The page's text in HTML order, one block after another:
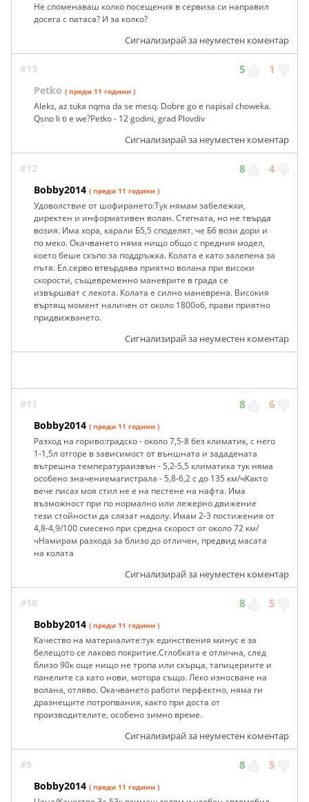
Не споменаваш колко посещения в сервиза си направил
досега с патаса? И за колко?
Сигнализирай за неуместен коментар
#13 5 1
Petko ( преди 11 години )
Aleks, az tuka nqma da se mesq. Dobre go e napisal choweka.
Qsno li ti e we?Petko - 12 godini, grad Plovdiv
Сигнализирай за неуместен коментар
#12 8 4
Bobby2014 ( преди 11 години )
Удоволствие от шофирането:Тук нямам забележки,
директен и информативен волан. Стегната, но не твърда
возия. Има хора, карали Б5,5 споделят, че Б6 вози дори и
по меко. Окачването няма нищо общо с предния модел,
което беше скъпо за поддръжка. Колата е като залепена за
пътя. Ел.серво втвърдява приятно волана при високи
скорости, същевременно маневрите в града се
извършват с лекота. Колата е силно маневрена. Високия
въртящ момент наличен от около 1800об, прави приятно
придвижването.
Сигнализирай за неуместен коментар
#11 8 6
Bobby2014 ( преди 11 години )
Разход на гориво:градско - около 7,5-8 без климатик, с него
1-1,5л отгоре в зависимост от външната и зададената
вътрешна температураизвън - 5,2-5,5 климатика тук няма
особено значениемагистрала - 5,8-6,2 с до 135 км/чКакто
вече писах моя стил не е на пестене на нафта. Има
възможност при по нормално или лежерно движение
тези стойности да слязат надолу. Имам 2-3 постижения от
4,8-4,9/100 смесено при средна скорост от около 72 км/
чНамирам разхода за близо до отличен, предвид масата
на колата
Сигнализирай за неуместен коментар
#10 8 5
Bobby2014 ( преди 11 години )
Качество на материалите:тук единствения минус е за
белещото се лаково покритие.Сглобката е отлична, след
близо 90к още нищо не тропа или скърца, тапицериите и
панелите са като нови, мотора също. Леко износване на
волана, отляво. Окачването работи перфектно, няма ги
дразнещите потропвания, както при доста от
производителите, особено зимно време.
Сигнализирай за неуместен коментар
#9 8 5
Bobby2014 ( преди 11 години )